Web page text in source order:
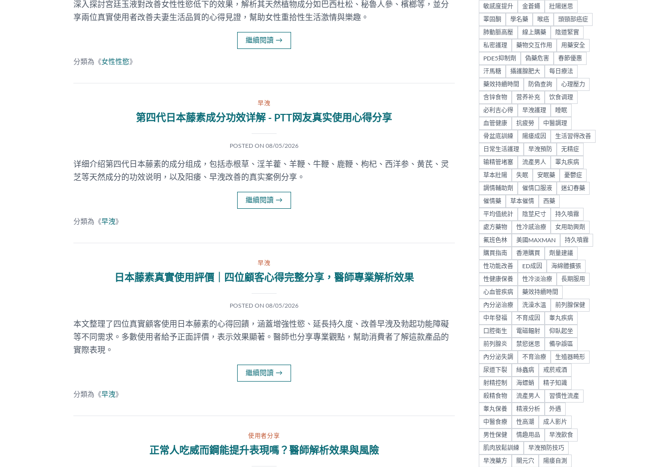
深入探討宮廷玉液對改善女性性慾低下的效果，解析其天然植物成分如巴西杜松、秘魯人參、檳榔等，並分
享兩位真實使用者改善夫妻生活品質的心得見證，幫助女性重拾性生活激情與樂趣。
繼續閱讀 →
分類為《女性性慾》
早洩
第四代日本藤素成分功效详解 - PTT网友真实使用心得分享
POSTED ON 08/05/2026
详细介绍第四代日本藤素的成分组成，包括赤根草、淫羊藿、羊鞭、牛鞭、鹿鞭、枸杞、西洋参、黄芪、灵
芝等天然成分的功效说明，以及阳痿、早洩改善的真实案例分享。
繼續閱讀 →
分類為《早洩》
早洩
日本藤素真實使用評價｜四位顧客心得完整分享，醫師專業解析效果
POSTED ON 08/05/2026
本文整理了四位真實顧客使用日本藤素的心得回饋，涵蓋增強性慾、延長持久度、改善早洩及勃起功能障礙
等不同需求。多數使用者給予正面評價，表示效果顯著。醫師也分享專業觀點，幫助消費者了解這款產品的
實際表現。
繼續閱讀 →
分類為《早洩》
使用者分享
正常人吃威而鋼能提升表現嗎？醫師解析效果與風險
敏感度提升 金蒼蠅 壯陽迷思
睪固酮 學名藥 喉癌 頭頸部癌症
肺動脈高壓 線上購藥 陰道緊實
私密護理 藥物交互作用 用藥安全
PDE5抑制劑 偽藥危害 春節優惠
汗馬糖 攝護腺肥大 每日療法
藥效持續時間 防偽查詢 心理壓力
含锌食物 营养补充 饮食调理
必利吉心得 早洩護理 睡眠
血管健康 抗疲勞 中醫調理
骨盆底訓練 陽痿成因 生活習得改善
日常生活護理 早洩預防 无精症
输精管堵塞 流產男人 睪丸疾病
草本壯陽 失眠 安眠藥 憂鬱症
調情輔助劑 催情口服液 迷幻春藥
催情藥 草本催情 西藥
平均值統計 陰莖尺寸 持久噴霧
處方藥物 性冷感治療 女用助興劑
氟班色林 美國MAXMAN 持久噴霧
購買指南 香港購買 劑量建議
性功能改善 ED成因 海綿體擴張
性健康保養 性冷淡治療 長期服用
心血管疾病 藥效持續時間
內分泌治療 洗澡水溫 前列腺保健
中年發福 不育成因 睾丸疾病
口腔衛生 電磁輻射 仰臥起坐
前列腺炎 禁慾迷思 備孕誤區
內分泌失調 不育治療 生殖器畸形
尿道下裂 絲蟲病 戒菸戒酒
射精控制 海螵蛸 精子知識
殺精食物 流產男人 習慣性流產
睾丸保養 精液分析 外遇
中醫食療 性高潮 成人影片
男性保健 情趣用品 早洩飲食
肌肉放鬆訓練 早洩預防技巧
早洩藥方 關元穴 陽痿自測